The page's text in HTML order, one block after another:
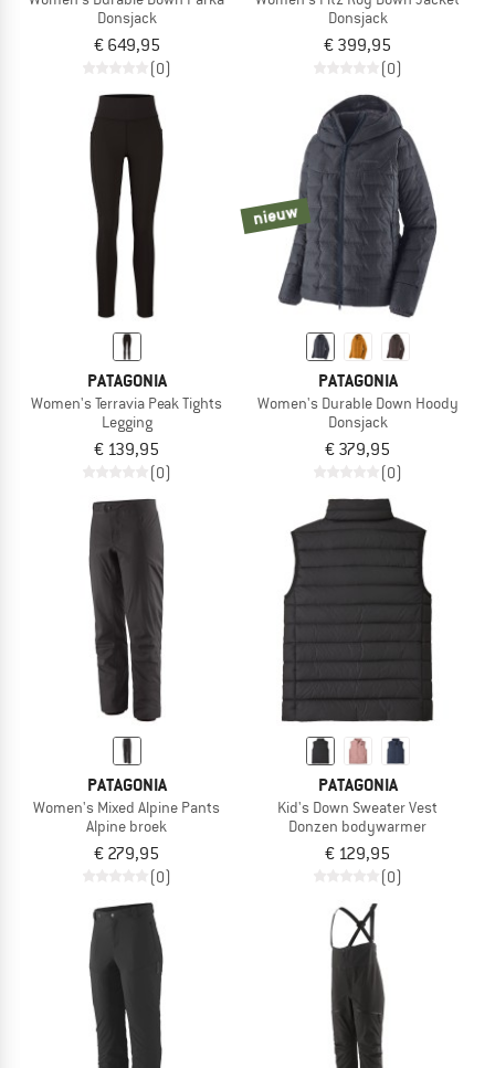
Donsjack
€ 649,95
(0)
Donsjack
€ 399,95
(0)
PATAGONIA
Women's Terravia Peak Tights
Legging
€ 139,95
(0)
nieuw
PATAGONIA
Women's Durable Down Hoody
Donsjack
€ 379,95
(0)
PATAGONIA
Women's Mixed Alpine Pants
Alpine broek
€ 279,95
(0)
PATAGONIA
Kid's Down Sweater Vest
Donzen bodywarmer
€ 129,95
(0)